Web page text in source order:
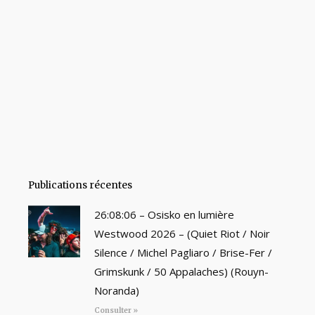
Publications récentes
26:08:06 – Osisko en lumière
Westwood 2026 – (Quiet Riot / Noir
Silence / Michel Pagliaro / Brise-Fer /
Grimskunk / 50 Appalaches) (Rouyn-
Noranda)
Consulter »